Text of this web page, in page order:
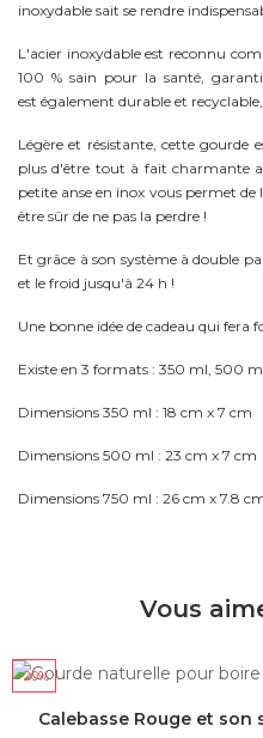
inoxydable sait se rendre
L'acier inoxydable est reconnu
100 % sain pour la santé,
est également durable et
Légère et résistante, cette gourde
plus d'être tout à fait charmante
petite anse en inox vous permet
être sûr de ne pas la perdre !
Et grâce à son système à double
et le froid jusqu'à 24 h !
Une bonne idée de cadeau qui fera
Existe en 3 formats : 350 ml, 500
Dimensions 350 ml : 18 cm x 7 cm
Dimensions 500 ml : 23 cm x 7 cm
Dimensions 750 ml : 26 cm x 7.8
Vous
-20%
Calebasse Rouge et son